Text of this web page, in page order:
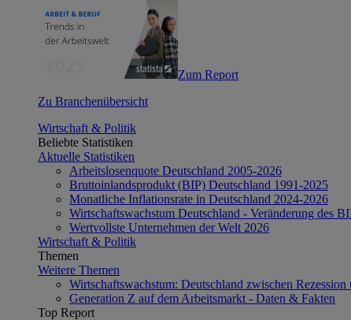
Zum Report
Zu Branchenübersicht
Wirtschaft & Politik
Beliebte Statistiken
Aktuelle Statistiken
Arbeitslosenquote Deutschland 2005-2026
Bruttoinlandsprodukt (BIP) Deutschland 1991-2025
Monatliche Inflationsrate in Deutschland 2024-2026
Wirtschaftswachstum Deutschland - Veränderung des
Wertvollste Unternehmen der Welt 2026
Wirtschaft & Politik
Themen
Weitere Themen
Wirtschaftswachstum: Deutschland zwischen
Generation Z auf dem Arbeitsmarkt - Daten & Fakten
Top Report